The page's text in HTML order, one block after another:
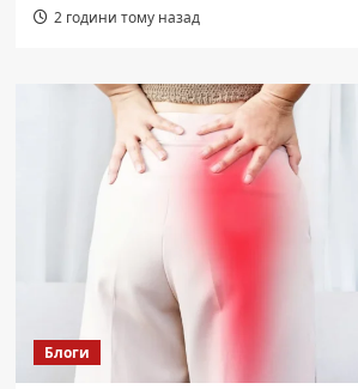
2 години тому назад
Блоги